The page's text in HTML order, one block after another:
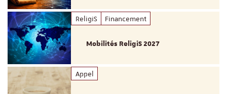
ReligiS Financement
Mobilités ReligiS 2027
Appel